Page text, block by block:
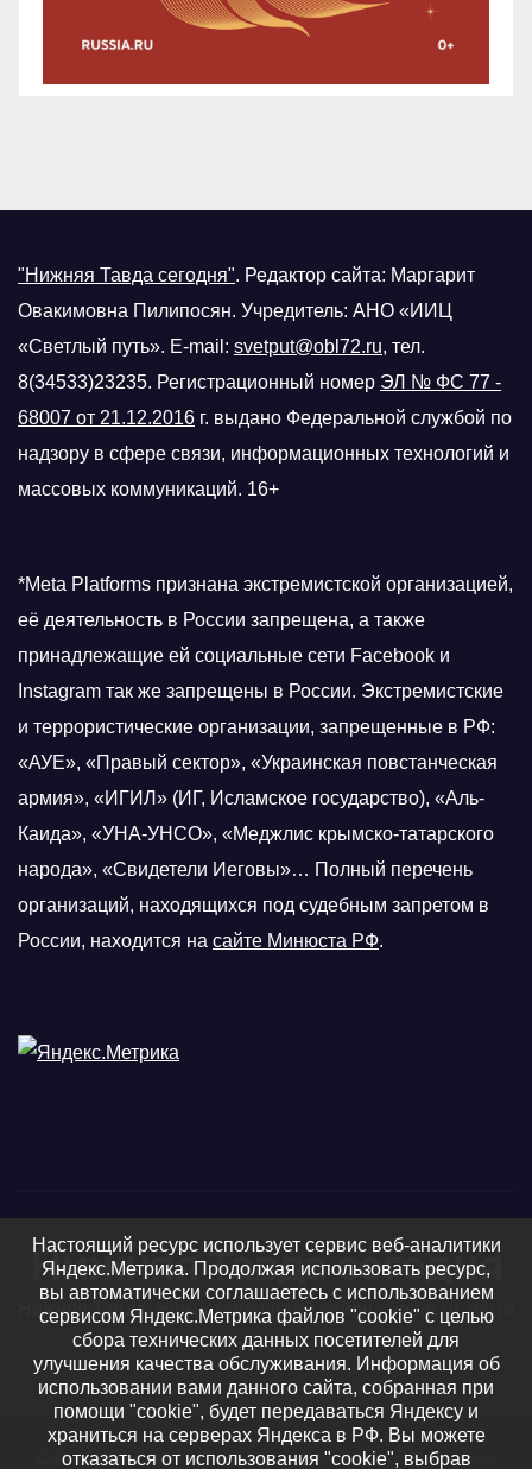
"Нижняя Тавда сегодня". Редактор сайта: Маргарит
Овакимовна Пилипосян. Учредитель: АНО «ИИЦ
«Светлый путь». E-mail: svetput@obl72.ru, тел.
8(34533)23235. Регистрационный номер ЭЛ № ФС 77 -
68007 от 21.12.2016 г. выдано Федеральной службой по
надзору в сфере связи, информационных технологий и
массовых коммуникаций. 16+
*Meta Platforms признана экстремистской организацией,
её деятельность в России запрещена, а также
принадлежащие ей социальные сети Facebook и
Instagram так же запрещены в России. Экстремистские
и террористические организации, запрещенные в РФ:
«АУЕ», «Правый сектор», «Украинская повстанческая
армия», «ИГИЛ» (ИГ, Исламское государство), «Аль-
Каида», «УНА-УНСО», «Меджлис крымско-татарского
народа», «Свидетели Иеговы»… Полный перечень
организаций, находящихся под судебным запретом в
России, находится на сайте Минюста РФ.
Нижняя Тавда сегодня
Нижняя Тавда, Нижнетавдинский район - новости, фото
и видео
Сайт работает на WordPress|Тема: Newsup, авторThemeansar
Настоящий ресурс использует сервис веб-аналитики
Яндекс.Метрика. Продолжая использовать ресурс,
вы автоматически соглашаетесь с использованием
сервисом Яндекс.Метрика файлов "cookie" с целью
сбора технических данных посетителей для
улучшения качества обслуживания. Информация об
использовании вами данного сайта, собранная при
помощи "cookie", будет передаваться Яндексу и
храниться на серверах Яндекса в РФ. Вы можете
отказаться от использования "cookie", выбрав